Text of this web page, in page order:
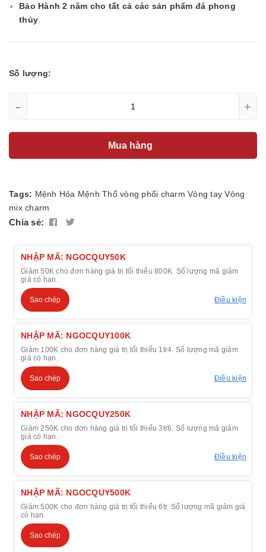
Bảo Hành 2 năm cho tất cả các sản phẩm đá phong
thủy
Số lượng:
- +
Mua hàng
Tags: Mệnh Hỏa Mệnh Thổ vòng phối charm Vòng tay Vòng
mix charm
Chia sẻ:
NHẬP MÃ: NGOCQUY50K
Giảm 50K cho đơn hàng giá trị tối thiểu 800K. Số lượng mã giảm
giá có hạn.
Sao chép Điều kiện
NHẬP MÃ: NGOCQUY100K
Giảm 100K cho đơn hàng giá trị tối thiểu 1tr4. Số lượng mã giảm
giá có hạn.
Sao chép Điều kiện
NHẬP MÃ: NGOCQUY250K
Giảm 250K cho đơn hàng giá trị tối thiểu 3tr6. Số lượng mã giảm
giá có hạn.
Sao chép Điều kiện
NHẬP MÃ: NGOCQUY500K
Giảm 500K cho đơn hàng giá trị tối thiểu 6tr. Số lượng mã giảm giá
có hạn.
Sao chép